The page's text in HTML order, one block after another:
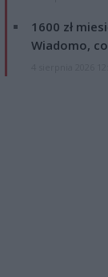
1600 zł
Wiadomo,